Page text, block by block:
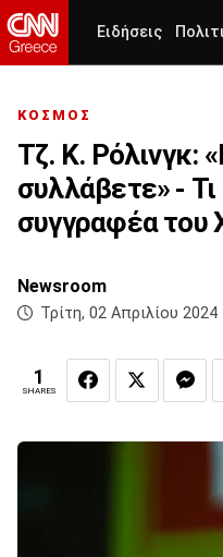
Ειδήσεις
ΚΟΣΜΟΣ
Τζ. Κ. Ρόλινγκ:
συλλάβετε» - Τι
συγγραφέα του
Newsroom
Τρίτη, 02 Απριλίου 2024
1
SHARES